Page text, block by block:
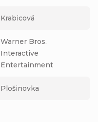
Krabicová
Warner Bros.
Interactive
Entertainment
Plošinovka